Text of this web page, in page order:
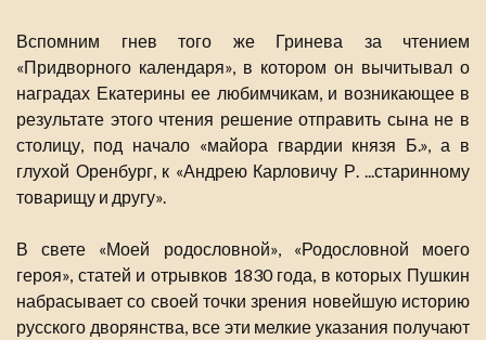
Вспомним гнев того же Гринева за чтением
«Придворного календаря», в котором он вычитывал о
наградах Екатерины ее любимчикам, и возникающее в
результате этого чтения решение отправить сына не в
столицу, под начало «майора гвардии князя Б.», а в
глухой Оренбург, к «Андрею Карловичу Р. ...старинному
товарищу и другу».
В свете «Моей родословной», «Родословной моего
героя», статей и отрывков 1830 года, в которых Пушкин
набрасывает со своей точки зрения новейшую историю
русского дворянства, все эти мелкие указания получают